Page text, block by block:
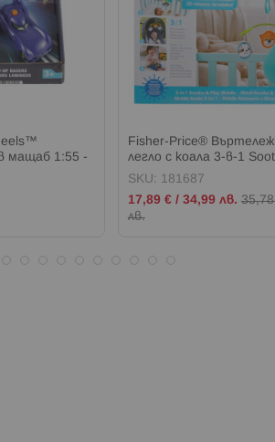
мащаб 1:55 -
Fisher-Price®
легло с коала 3-в-1
Mobile™
SKU: 181687
Промо
цена
17,89 €/ 34,99 лв.
лв.